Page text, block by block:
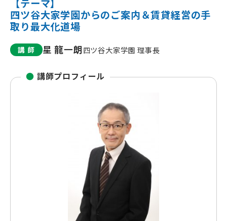
【テーマ】
四ツ谷大家学園からのご案内＆賃貸経営の手
取り最大化道場
講 師 星 龍一朗四ツ谷大家学園 理事長
● 講師プロフィール